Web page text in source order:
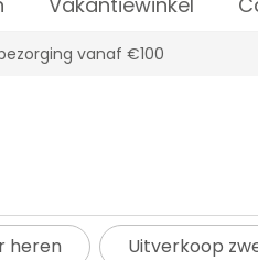
op uw eerste bestelling
heren Uitverkoop